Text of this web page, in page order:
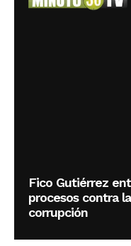
Fico Gutiérrez
procesos contra
corrupción